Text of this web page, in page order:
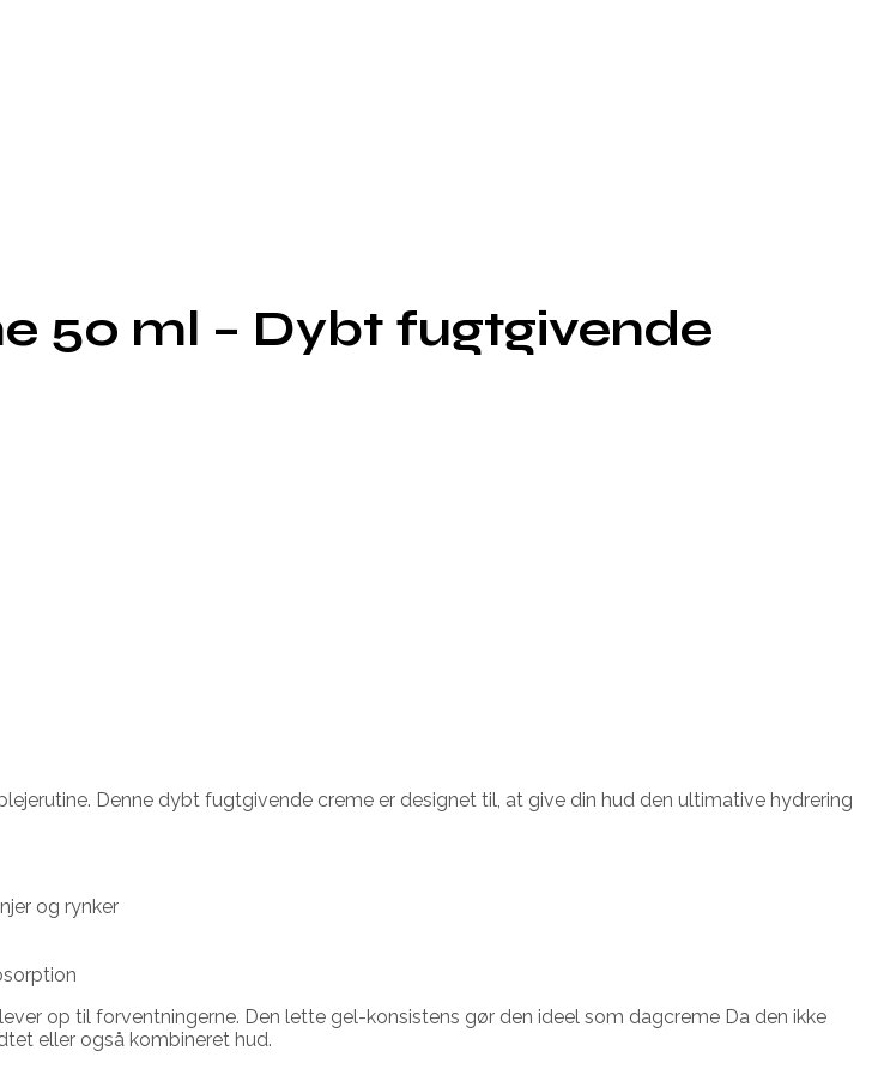
50 ml – Dybt fugtgivende
Denne dybt fugtgivende creme er designet til, at give din hud den ultimative hydrering
og rynker
op til forventningerne. Den lette gel-konsistens gør den ideel som dagcreme Da den ikke
eller også kombineret hud.